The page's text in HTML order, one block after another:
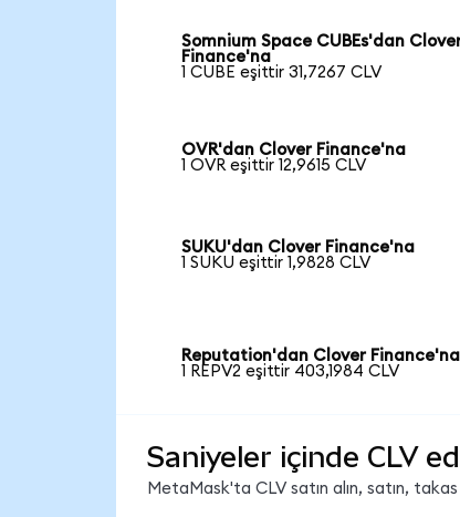
Somnium Space CUBEs'dan
Finance'na
1 CUBE eşittir 31,7267 CLV
OVR'dan Clover Finance'na
1 OVR eşittir 12,9615 CLV
SUKU'dan Clover Finance'na
1 SUKU eşittir 1,9828 CLV
Reputation'dan Clover Finance'na
1 REPV2 eşittir 403,1984 CLV
Saniyeler içinde CLV
MetaMask'ta CLV satın alın, satın,